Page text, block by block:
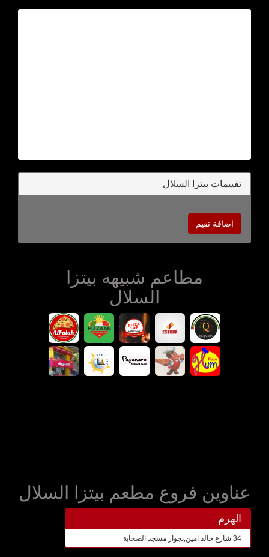
تقييمات بيتزا السلال
اضافة تقيم
مطاعم شبيهه بيتزا
السلال
عناوين فروع مطعم بيتزا السلال
الهرم
34 شارع خالد امين,بجوار مسجد الصحابة